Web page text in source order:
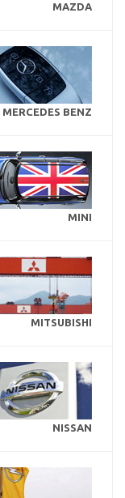
MAZDA
MERCEDES BENZ
MINI
MITSUBISHI
NISSAN